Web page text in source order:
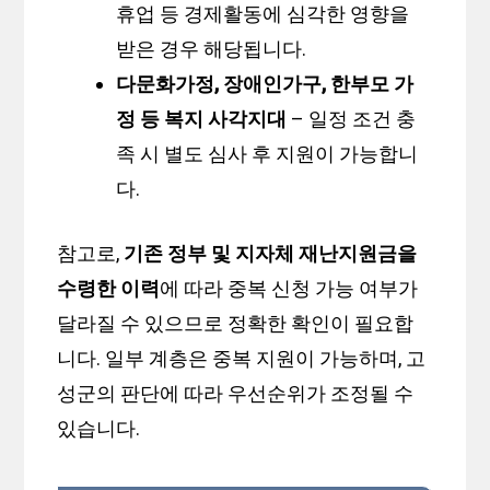
휴업 등 경제활동에 심각한 영향을
받은 경우 해당됩니다.
다문화가정, 장애인가구, 한부모 가
정 등 복지 사각지대 – 일정 조건 충
족 시 별도 심사 후 지원이 가능합니
다.
참고로, 기존 정부 및 지자체 재난지원금을
수령한 이력에 따라 중복 신청 가능 여부가
달라질 수 있으므로 정확한 확인이 필요합
니다. 일부 계층은 중복 지원이 가능하며, 고
성군의 판단에 따라 우선순위가 조정될 수
있습니다.